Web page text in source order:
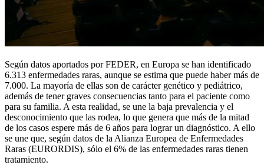
Según datos aportados por FEDER, en Europa se han identificado
6.313 enfermedades raras, aunque se estima que puede haber más de
7.000. La mayoría de ellas son de carácter genético y pediátrico,
además de tener graves consecuencias tanto para el paciente como
para su familia. A esta realidad, se une la baja prevalencia y el
desconocimiento que las rodea, lo que genera que más de la mitad
de los casos espere más de 6 años para lograr un diagnóstico. A ello
se une que, según datos de la Alianza Europea de Enfermedades
Raras (EURORDIS), sólo el 6% de las enfermedades raras tienen
tratamiento.